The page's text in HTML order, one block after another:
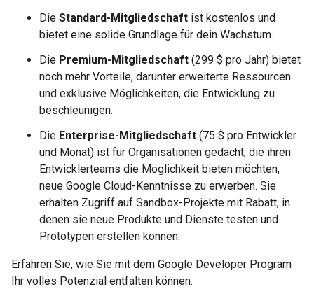
Die Standard-Mitgliedschaft ist kostenlos und
bietet eine solide Grundlage für dein Wachstum.
Die Premium-Mitgliedschaft (299 $ pro Jahr) bietet
noch mehr Vorteile, darunter erweiterte Ressourcen
und exklusive Möglichkeiten, die Entwicklung zu
beschleunigen.
Die Enterprise-Mitgliedschaft (75 $ pro Entwickler
und Monat) ist für Organisationen gedacht, die ihren
Entwicklerteams die Möglichkeit bieten möchten,
neue Google Cloud-Kenntnisse zu erwerben. Sie
erhalten Zugriff auf Sandbox-Projekte mit Rabatt, in
denen sie neue Produkte und Dienste testen und
Prototypen erstellen können.
Erfahren Sie, wie Sie mit dem Google Developer Program
Ihr volles Potenzial entfalten können.